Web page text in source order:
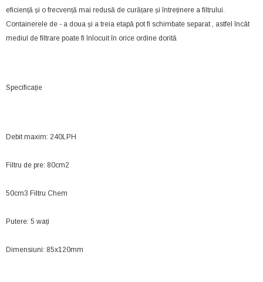
eficiență și o frecvență mai redusă de curățare și întreținere a filtrului.
Containerele de - a doua și a treia etapă pot fi schimbate separat , astfel încât
mediul de filtrare poate fi înlocuit în orice ordine dorită
Specificație
Debit maxim: 240LPH
Filtru de pre: 80cm2
50cm3 Filtru Chem
Putere: 5 wați
Dimensiuni: 85x120mm